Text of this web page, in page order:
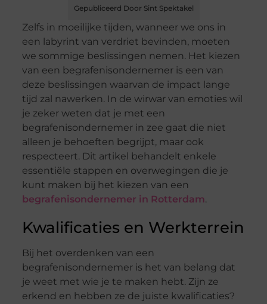
Gepubliceerd Door Sint Spektakel
Zelfs in moeilijke tijden, wanneer we ons in
een labyrint van verdriet bevinden, moeten
we sommige beslissingen nemen. Het kiezen
van een begrafenisondernemer is een van
deze beslissingen waarvan de impact lange
tijd zal nawerken. In de wirwar van emoties wil
je zeker weten dat je met een
begrafenisondernemer in zee gaat die niet
alleen je behoeften begrijpt, maar ook
respecteert. Dit artikel behandelt enkele
essentiële stappen en overwegingen die je
kunt maken bij het kiezen van een
begrafenisondernemer in Rotterdam.
Kwalificaties en Werkterrein
Bij het overdenken van een
begrafenisondernemer is het van belang dat
je weet met wie je te maken hebt. Zijn ze
erkend en hebben ze de juiste kwalificaties?